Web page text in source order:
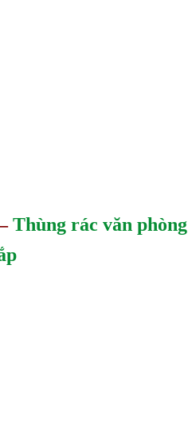
Thùng rác văn phòng